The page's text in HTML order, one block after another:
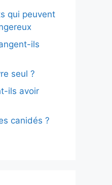
qui peuvent
ils
seul ?
ils avoir
canidés ?